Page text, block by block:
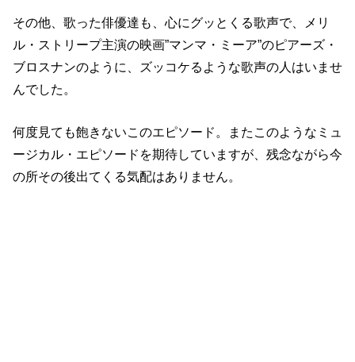
その他、歌った俳優達も、心にグッとくる歌声で、メリ
ル・ストリープ主演の映画”マンマ・ミーア”のピアーズ・
ブロスナンのように、ズッコケるような歌声の人はいませ
んでした。
何度見ても飽きないこのエピソード。またこのようなミュ
ージカル・エピソードを期待していますが、残念ながら今
の所その後出てくる気配はありません。